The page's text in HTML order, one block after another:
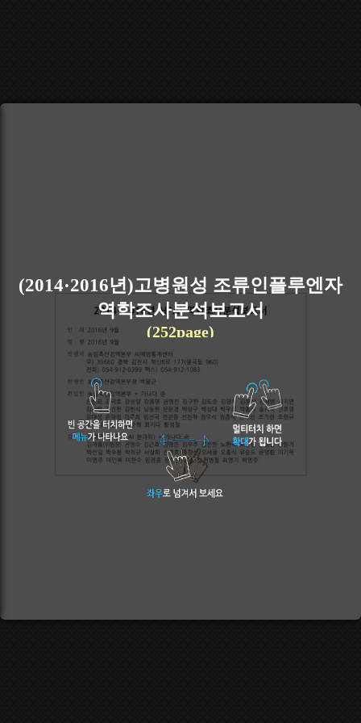
(2014·2016년)고병원성 조류인플루엔자
역학조사분석보고서
(252page)